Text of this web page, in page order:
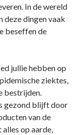
In de wereld
deze dingen vaak
beseffen de
jullie hebben op
ziektes,
bestrijden.
gezond blijft door
van de
op aarde,